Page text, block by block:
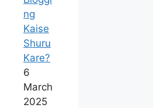
ng
Kaise
Shuru
Kare?
6
March
2025